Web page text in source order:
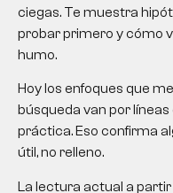
ciegas. Te muestra
probar primero y cómo
humo.
Hoy los enfoques que
búsqueda van por
práctica. Eso confirma
útil, no relleno.
La lectura actual a